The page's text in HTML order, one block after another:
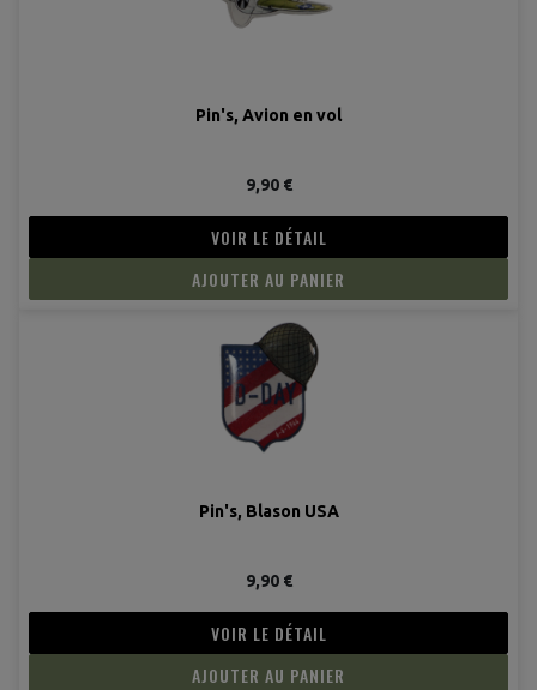
Pin's, Avion en vol
9,90 €
VOIR LE DÉTAIL
AJOUTER AU PANIER
Pin's, Blason USA
9,90 €
VOIR LE DÉTAIL
AJOUTER AU PANIER